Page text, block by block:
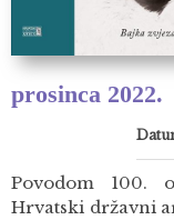
prosinca 2022.
Povodom 100.
Hrvatski državni